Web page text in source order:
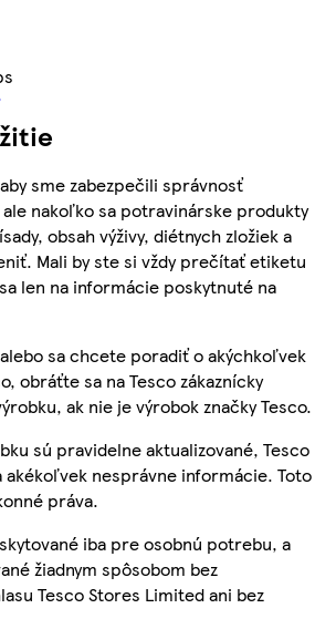
sme zabezpečili správnosť
nakoľko sa potravinárske produkty
obsah výživy, diétnych zložiek a
Mali by ste si vždy prečítať etiketu
len na informácie poskytnuté na
sa chcete poradiť o akýchkoľvek
obráťte sa na Tesco zákaznícky
ak nie je výrobok značky Tesco.
sú pravidelne aktualizované, Tesco
akékoľvek nesprávne informácie. Toto
práva.
iba pre osobnú potrebu, a
žiadnym spôsobom bez
Tesco Stores Limited ani bez